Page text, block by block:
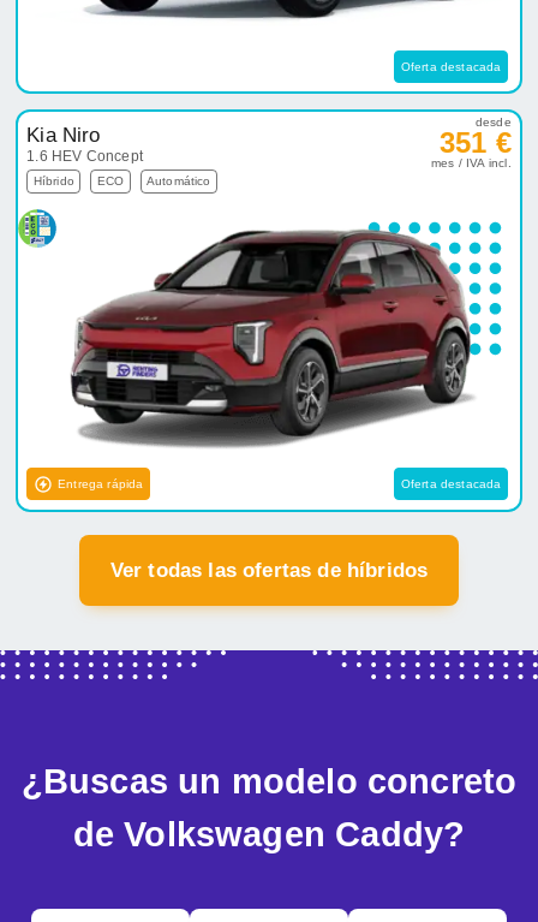
Oferta destacada
Kia Niro
1.6 HEV Concept
Híbrido ECO Automático
desde
351 €
mes / IVA incl.
Entrega rápida Oferta destacada
Ver todas las ofertas de híbridos
¿Buscas un modelo concreto
de Volkswagen Caddy?